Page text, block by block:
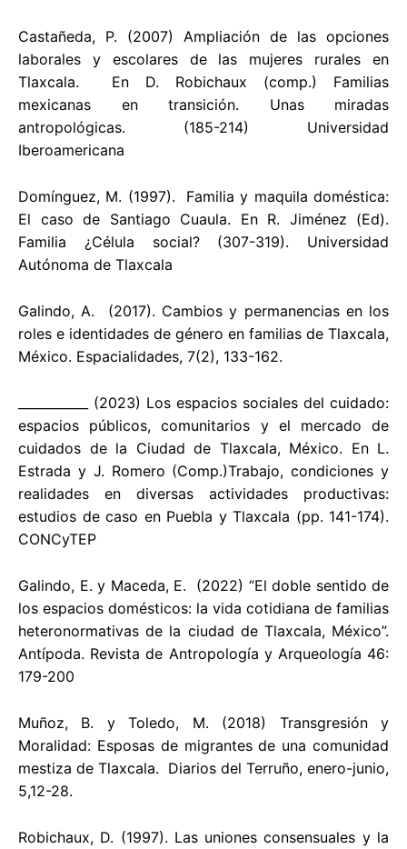
Castañeda, P. (2007) Ampliación de las opciones
laborales y escolares de las mujeres rurales en
Tlaxcala. En D. Robichaux (comp.) Familias
mexicanas en transición. Unas miradas
antropológicas. (185-214) Universidad
Iberoamericana
Domínguez, M. (1997). Familia y maquila doméstica:
El caso de Santiago Cuaula. En R. Jiménez (Ed).
Familia ¿Célula social? (307-319). Universidad
Autónoma de Tlaxcala
Galindo, A. (2017). Cambios y permanencias en los
roles e identidades de género en familias de Tlaxcala,
México. Espacialidades, 7(2), 133-162.
___________ (2023) Los espacios sociales del cuidado:
espacios públicos, comunitarios y el mercado de
cuidados de la Ciudad de Tlaxcala, México. En L.
Estrada y J. Romero (Comp.)Trabajo, condiciones y
realidades en diversas actividades productivas:
estudios de caso en Puebla y Tlaxcala (pp. 141-174).
CONCyTEP
Galindo, E. y Maceda, E. (2022) “El doble sentido de
los espacios domésticos: la vida cotidiana de familias
heteronormativas de la ciudad de Tlaxcala, México”.
Antípoda. Revista de Antropología y Arqueología 46:
179-200
Muñoz, B. y Toledo, M. (2018) Transgresión y
Moralidad: Esposas de migrantes de una comunidad
mestiza de Tlaxcala. Diarios del Terruño, enero-junio,
5,12-28.
Robichaux, D. (1997). Las uniones consensuales y la